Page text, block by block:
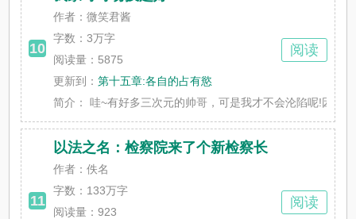
10
作者：微笑君酱
字数：3万字
阅读量：5875
更新到：第十五章:各自的占有慾
简介：
哇~有好多三次元的帅哥，可是我才不会沦陷呢!因为
阅读
11
以法之名：检察院来了个新检察长
作者：佚名
字数： 133万字
阅读量：923
阅读